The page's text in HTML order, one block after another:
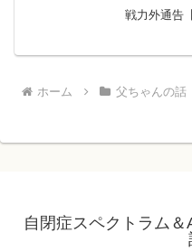
戦力外通告
ホーム 父ちゃんの話
自閉症スペクトラム